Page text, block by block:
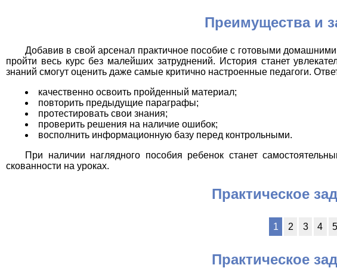
Преимущества и
Добавив в свой арсенал практичное пособие с готовыми
пройти весь курс без малейших затруднений. История станет
знаний смогут оценить даже самые критично настроенные педагоги.
качественно освоить пройденный материал;
повторить предыдущие параграфы;
протестировать свои знания;
проверить решения на наличие ошибок;
восполнить информационную базу перед контрольными.
При наличии наглядного пособия ребенок станет
скованности на уроках.
Практическое
1 2 3 4 5
Практическое